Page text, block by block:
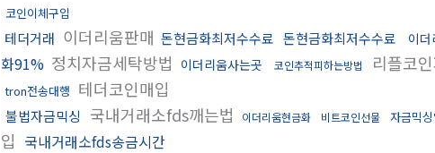
코인이체구입
테더거래 이더리움판매 돈현금화최저수수료 돈현금화최저수수료 이
화91% 정치자금세탁방법 이더리움사는곳 코인추적피하는방법 리플코
tron전송대행 테더코인매입
불법자금믹싱 국내거래소fds깨는법 이더리움현금화 비트코인선물 자금믹
입 국내거래소fds송금시간